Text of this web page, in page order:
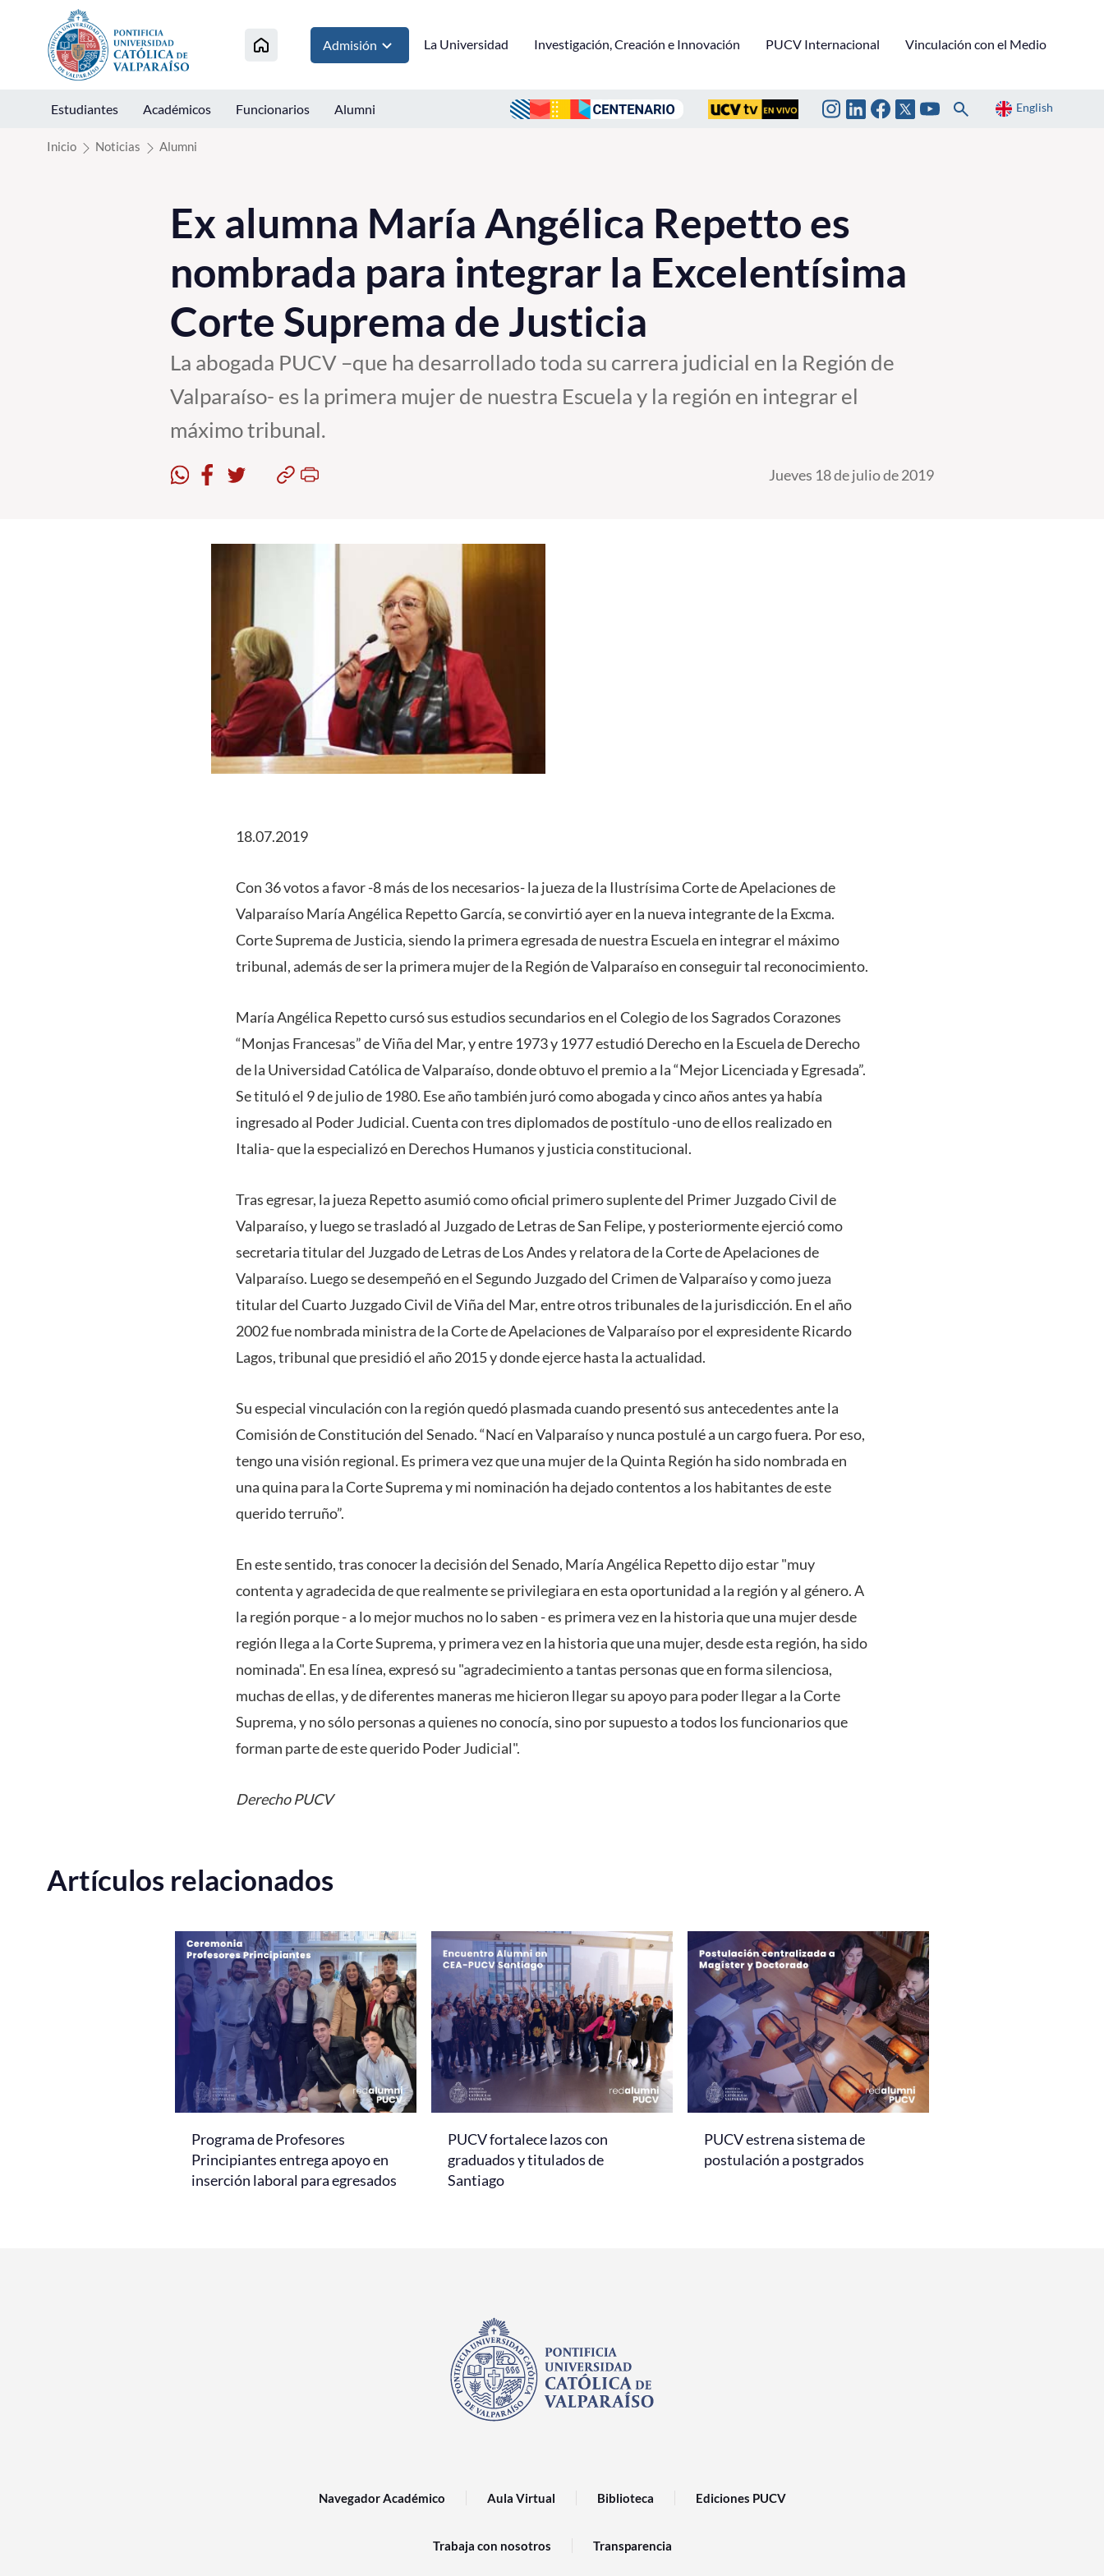
Click acá para ir directamente al contenido
Admisión La Universidad Investigación, Creación e Innovación PUCV Internacional Vinculación con el Medio
Estudiantes Académicos Funcionarios Alumni English
Inicio Noticias Alumni
Ex alumna María Angélica Repetto es
nombrada para integrar la Excelentísima
Corte Suprema de Justicia
La abogada PUCV –que ha desarrollado toda su carrera judicial en la Región de
Valparaíso- es la primera mujer de nuestra Escuela y la región en integrar el
máximo tribunal.
Jueves 18 de julio de 2019
18.07.2019
Con 36 votos a favor -8 más de los necesarios- la jueza de la Ilustrísima Corte de Apelaciones de
Valparaíso María Angélica Repetto García, se convirtió ayer en la nueva integrante de la Excma.
Corte Suprema de Justicia, siendo la primera egresada de nuestra Escuela en integrar el máximo
tribunal, además de ser la primera mujer de la Región de Valparaíso en conseguir tal reconocimiento.
María Angélica Repetto cursó sus estudios secundarios en el Colegio de los Sagrados Corazones
“Monjas Francesas” de Viña del Mar, y entre 1973 y 1977 estudió Derecho en la Escuela de Derecho
de la Universidad Católica de Valparaíso, donde obtuvo el premio a la “Mejor Licenciada y Egresada”.
Se tituló el 9 de julio de 1980. Ese año también juró como abogada y cinco años antes ya había
ingresado al Poder Judicial. Cuenta con tres diplomados de postítulo -uno de ellos realizado en
Italia- que la especializó en Derechos Humanos y justicia constitucional.
Tras egresar, la jueza Repetto asumió como oficial primero suplente del Primer Juzgado Civil de
Valparaíso, y luego se trasladó al Juzgado de Letras de San Felipe, y posteriormente ejerció como
secretaria titular del Juzgado de Letras de Los Andes y relatora de la Corte de Apelaciones de
Valparaíso. Luego se desempeñó en el Segundo Juzgado del Crimen de Valparaíso y como jueza
titular del Cuarto Juzgado Civil de Viña del Mar, entre otros tribunales de la jurisdicción. En el año
2002 fue nombrada ministra de la Corte de Apelaciones de Valparaíso por el expresidente Ricardo
Lagos, tribunal que presidió el año 2015 y donde ejerce hasta la actualidad.
Su especial vinculación con la región quedó plasmada cuando presentó sus antecedentes ante la
Comisión de Constitución del Senado. “Nací en Valparaíso y nunca postulé a un cargo fuera. Por eso,
tengo una visión regional. Es primera vez que una mujer de la Quinta Región ha sido nombrada en
una quina para la Corte Suprema y mi nominación ha dejado contentos a los habitantes de este
querido terruño”.
En este sentido, tras conocer la decisión del Senado, María Angélica Repetto dijo estar "muy
contenta y agradecida de que realmente se privilegiara en esta oportunidad a la región y al género. A
la región porque - a lo mejor muchos no lo saben - es primera vez en la historia que una mujer desde
región llega a la Corte Suprema, y primera vez en la historia que una mujer, desde esta región, ha sido
nominada". En esa línea, expresó su "agradecimiento a tantas personas que en forma silenciosa,
muchas de ellas, y de diferentes maneras me hicieron llegar su apoyo para poder llegar a la Corte
Suprema, y no sólo personas a quienes no conocía, sino por supuesto a todos los funcionarios que
forman parte de este querido Poder Judicial".
Derecho PUCV
Artículos relacionados
Programa de Profesores
Principiantes entrega apoyo en
inserción laboral para egresados
PUCV fortalece lazos con
graduados y titulados de
Santiago
PUCV estrena sistema de
postulación a postgrados
Navegador Académico Aula Virtual Biblioteca Ediciones PUCV
Trabaja con nosotros Transparencia